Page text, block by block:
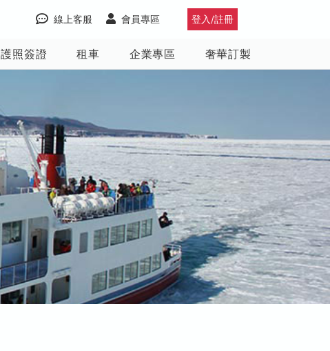
登入/註冊
會員專區
線上客服
護照簽證 租車 企業專區 奢華訂製